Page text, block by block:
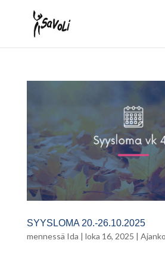
SYYSLOMA 20.-26.10.2025
mennessä Ida | loka 16, 2025 |